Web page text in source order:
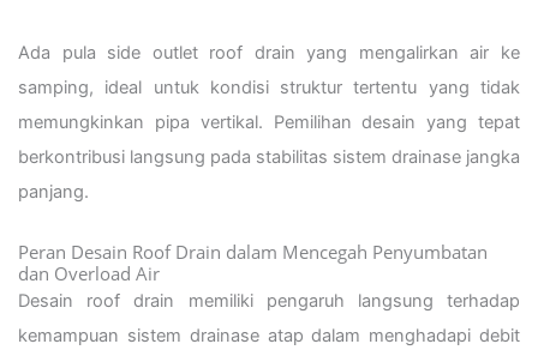
Ada pula side outlet roof drain yang mengalirkan air ke
samping, ideal untuk kondisi struktur tertentu yang tidak
memungkinkan pipa vertikal. Pemilihan desain yang tepat
berkontribusi langsung pada stabilitas sistem drainase jangka
panjang.
Peran Desain Roof Drain dalam Mencegah Penyumbatan
dan Overload Air
Desain roof drain memiliki pengaruh langsung terhadap
kemampuan sistem drainase atap dalam menghadapi debit